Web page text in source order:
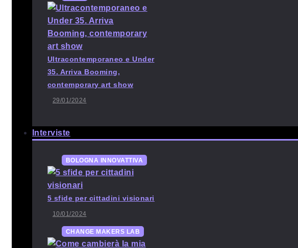
Ultracontemporaneo e Under
35. Arriva Booming,
contemporary art show
29/01/2024
Interviste
BOLOGNA INNOVATTIVA
5 sfide per cittadini visionari
10/01/2024
CHANGE MAKERS LAB